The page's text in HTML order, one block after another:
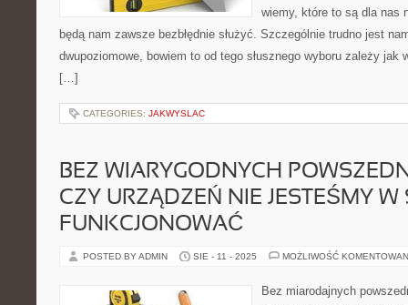
wiemy, które to są dla nas
będą nam zawsze bezbłędnie służyć. Szczególnie trudno jest
dwupoziomowe, bowiem to od tego słusznego wyboru zależy jak
[…]
CATEGORIES: JAKWYSLAC
BEZ WIARYGODNYCH
CZY URZĄDZEŃ NIE JESTEŚMY W
FUNKCJONOWAĆ
POSTED BY ADMIN SIE - 11 - 2025 MOŻLIWOŚĆ
Bez miarodajnych